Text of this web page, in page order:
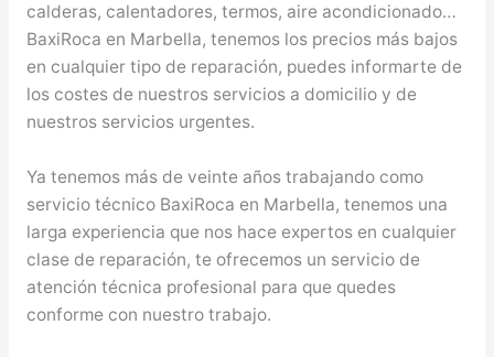
calderas, calentadores, termos, aire acondicionado…
BaxiRoca en Marbella, tenemos los precios más bajos
en cualquier tipo de reparación, puedes informarte de
los costes de nuestros servicios a domicilio y de
nuestros servicios urgentes.
Ya tenemos más de veinte años trabajando como
servicio técnico BaxiRoca en Marbella, tenemos una
larga experiencia que nos hace expertos en cualquier
clase de reparación, te ofrecemos un servicio de
atención técnica profesional para que quedes
conforme con nuestro trabajo.